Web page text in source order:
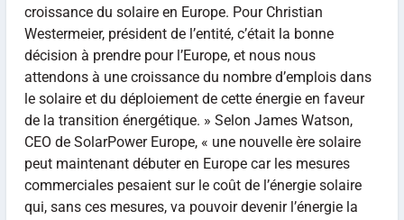
croissance du solaire en Europe. Pour Christian
Westermeier, président de l’entité, c’était la bonne
décision à prendre pour l’Europe, et nous nous
attendons à une croissance du nombre d’emplois dans
le solaire et du déploiement de cette énergie en faveur
de la transition énergétique. » Selon James Watson,
CEO de SolarPower Europe, « une nouvelle ère solaire
peut maintenant débuter en Europe car les mesures
commerciales pesaient sur le coût de l’énergie solaire
qui, sans ces mesures, va pouvoir devenir l’énergie la